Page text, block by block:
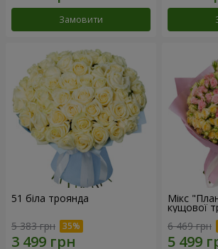
Замовити
51 біла троянда
5 383 грн
Мікс
кущової
6 469 грн